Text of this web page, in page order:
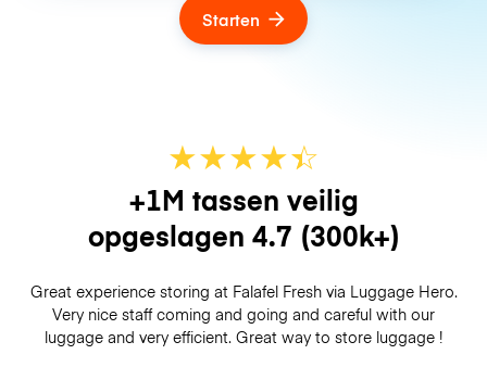
Starten
★★★★☆
★
+1M tassen veilig
opgeslagen 4.7 (300k+)
Great experience storing at Falafel Fresh via Luggage Hero.
Very nice staff coming and going and careful with our
luggage and very efficient. Great way to store luggage !